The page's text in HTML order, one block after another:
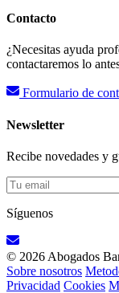
Contacto
¿Necesitas ayuda
contactaremos lo
Formulario de
Newsletter
Recibe novedades y
Síguenos
© 2026 Abogados
Sobre nosotros
Privacidad Cookies